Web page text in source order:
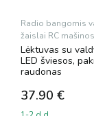
Radio bangomis
žaislai RC mašinos
Lėktuvas su
LED šviesos,
raudonas
37.90 €